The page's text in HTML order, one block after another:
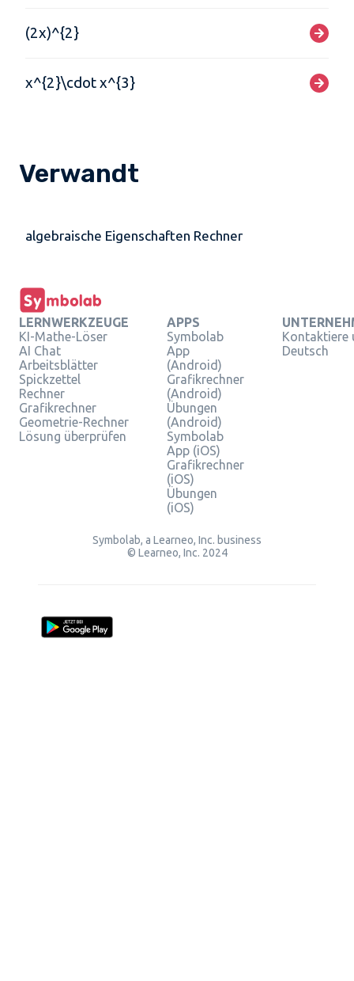
(2x)^{2}
x^{2}\cdot x^{3}
Verwandt
algebraische Eigenschaften Rechner
LERNWERKZEUGE
KI-Mathe-Löser
AI Chat
Arbeitsblätter
Spickzettel
Rechner
Grafikrechner
Geometrie-Rechner
Lösung überprüfen
APPS
Symbolab
App
(Android)
Grafikrechner
(Android)
Übungen
(Android)
Symbolab
App (iOS)
Grafikrechner
(iOS)
Übungen
(iOS)
Kontaktiere
Deutsch
Symbolab, a Learneo, Inc. business
© Learneo, Inc. 2024